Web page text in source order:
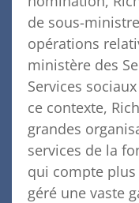
de sous-
opérations
ministère des
Services
ce contexte,
grandes
services de la
qui compte plus
géré une vaste